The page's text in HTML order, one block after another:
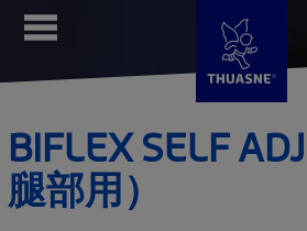
テ
ン
ツ
Open
form メニュー
BIFLEX SELF
腿部用）